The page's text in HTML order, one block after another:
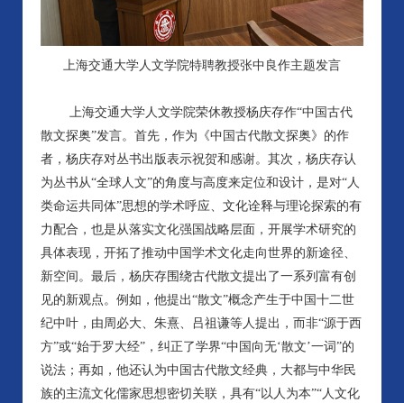
上海交通大学人文学院特聘教授张中良作主题发言
上海交通大学人文学院荣休教授杨庆存作“中国古代
散文探奥”发言。首先，作为《中国古代散文探奥》的作
者，杨庆存对丛书出版表示祝贺和感谢。其次，杨庆存认
为丛书从“全球人文”的角度与高度来定位和设计，是对“人
类命运共同体”思想的学术呼应、文化诠释与理论探索的有
力配合，也是从落实文化强国战略层面，开展学术研究的
具体表现，开拓了推动中国学术文化走向世界的新途径、
新空间。最后，杨庆存围绕古代散文提出了一系列富有创
见的新观点。例如，他提出“散文”概念产生于中国十二世
纪中叶，由周必大、朱熹、吕祖谦等人提出，而非“源于西
方”或“始于罗大经”，纠正了学界“中国向无‘散文’一词”的
说法；再如，他还认为中国古代散文经典，大都与中华民
族的主流文化儒家思想密切关联，具有“以人为本”“人文化